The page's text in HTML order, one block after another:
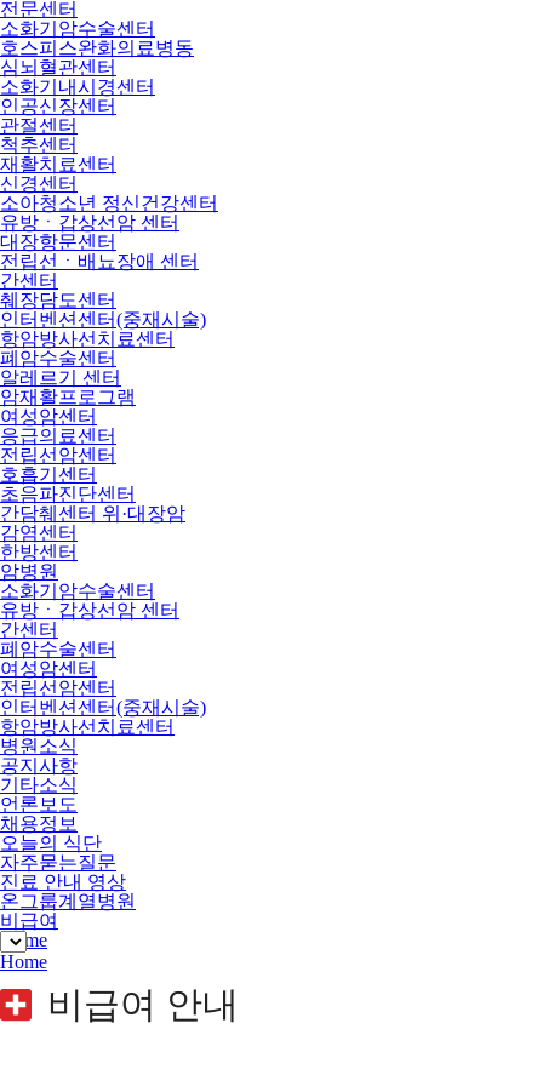
전문센터
소화기암수술센터
호스피스완화의료병동
심뇌혈관센터
소화기내시경센터
인공신장센터
관절센터
척추센터
재활치료센터
신경센터
소아청소년 정신건강센터
유방ㆍ갑상선암 센터
대장항문센터
전립선ㆍ배뇨장애 센터
간센터
췌장담도센터
인터벤션센터(중재시술)
항암방사선치료센터
폐암수술센터
알레르기 센터
암재활프로그램
여성암센터
응급의료센터
전립선암센터
호흡기센터
초음파진단센터
간담췌센터 위·대장암
감염센터
한방센터
암병원
소화기암수술센터
유방ㆍ갑상선암 센터
간센터
폐암수술센터
여성암센터
전립선암센터
인터벤션센터(중재시술)
항암방사선치료센터
병원소식
공지사항
기타소식
언론보도
채용정보
오늘의 식단
자주묻는질문
진료 안내 영상
온그룹계열병원
비급여
Home
Home
비급여 안내